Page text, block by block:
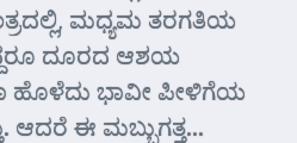
ಮಧ್ಯಮ ತರಗತಿಯ
ದೂರದ ಆಶಯ
ಹೊಳೆದು ಭಾವೀ ಪೀಳಿಗೆಯ
ಆದರೆ ಈ ಮಬ್ಬುಗತ್ತ...